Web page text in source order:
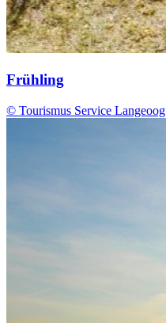
Frühling
© Tourismus Service Langeoog